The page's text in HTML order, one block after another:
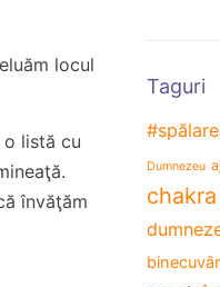
locul
listă cu
învăţăm
Taguri
Dumnezeu
chakra